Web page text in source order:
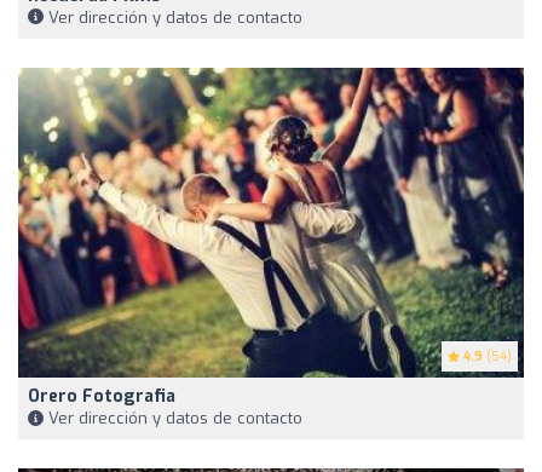
Ver dirección y datos de contacto
4.9 (54)
Orero Fotografia
Ver dirección y datos de contacto